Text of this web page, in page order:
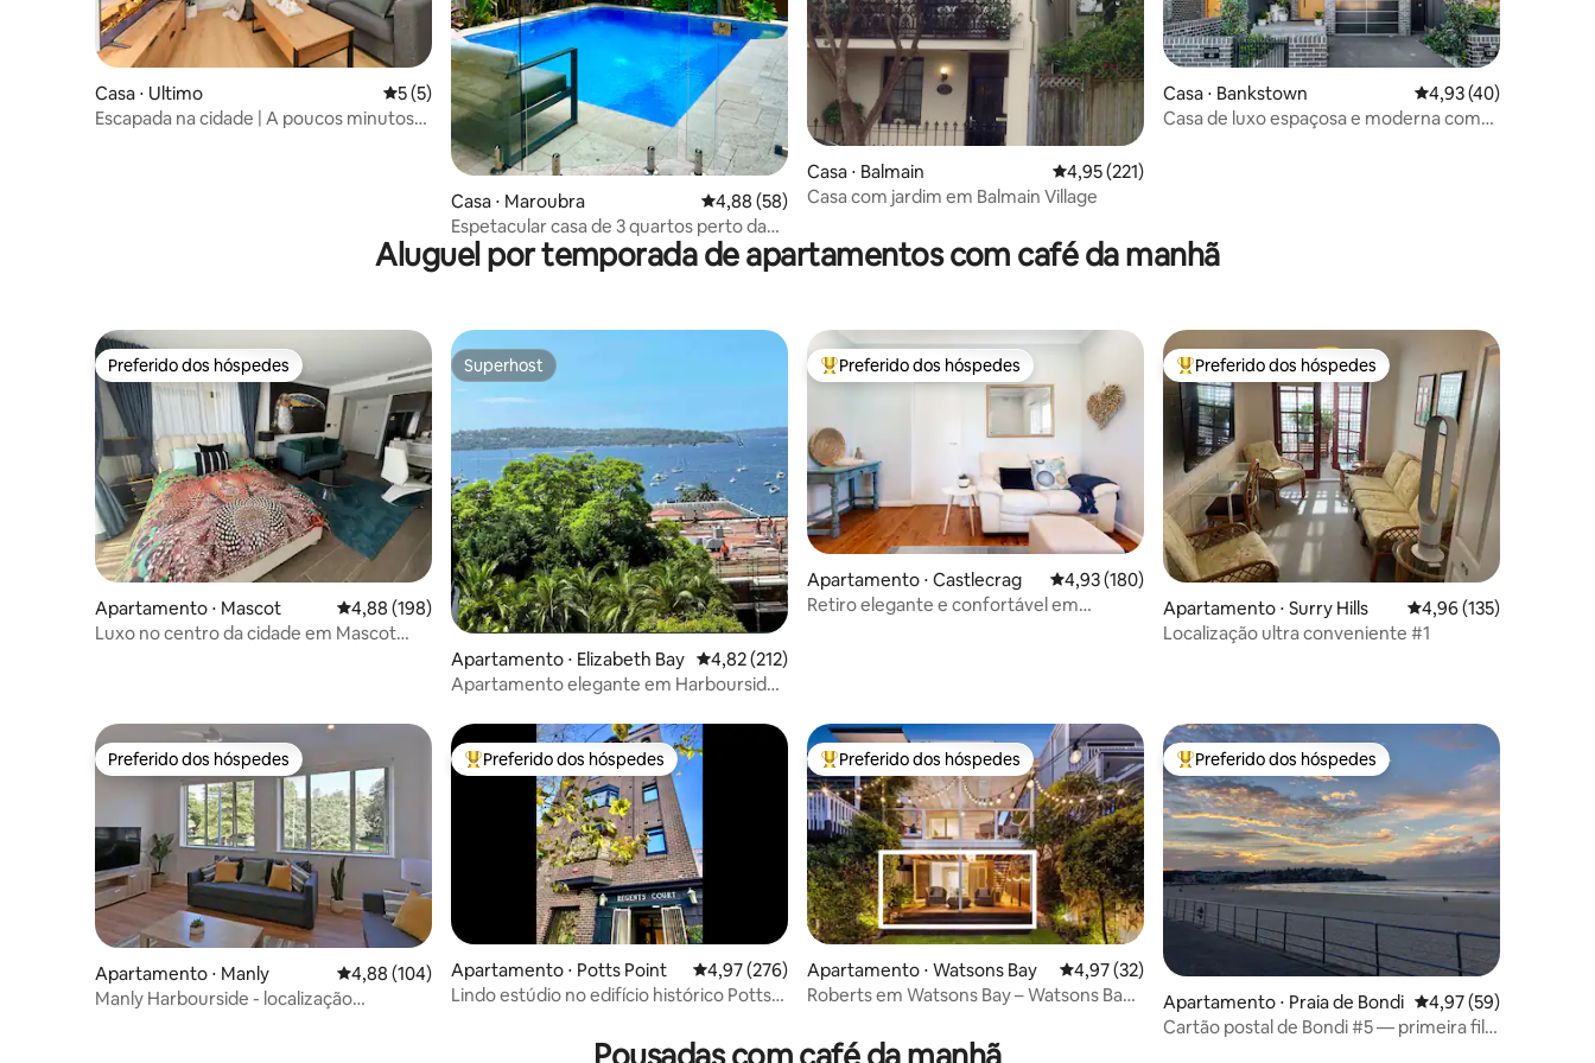
Casa ⋅ Ultimo 5 de uma avaliação média de 5, 5 avaliações
5 (5)
Escapada na cidade | A poucos minutos
Casa ⋅ Maroubra 4,88 de uma avaliação média de 5, 58 avaliações
4,88 (58)
Espetacular casa de 3 quartos perto da
praia com piscina e sauna
Casa ⋅ Balmain 4,95 de uma avaliação média de 5, 221 avaliações
4,95 (221)
Casa com jardim em Balmain Village
Casa ⋅ Bankstown 4,93 de uma
4,93 (40)
Casa de luxo espaçosa e moderna com
Aluguel por temporada de apartamentos com café da manhã
Preferido dos hóspedes
Preferido dos hóspedes
Apartamento ⋅ Mascot 4,88 de uma avaliação média de 5, 198 avaliações
4,88 (198)
Luxo no centro da cidade em Mascot
Superhost
Superhost
Apartamento ⋅ Elizabeth Bay 4,82 de uma avaliação média de 5, 212 avaliações
4,82 (212)
Apartamento elegante em Harbourside
Entre os melhores preferidos dos hóspedes
Preferido dos hóspedes
Apartamento ⋅ Castlecrag 4,93 de uma avaliação média de 5, 180 avaliações
4,93 (180)
Retiro elegante e confortável em
Entre os melhores preferidos dos hóspedes
Preferido dos hóspedes
Apartamento ⋅ Surry Hills 4,96 de uma avaliação
4,96 (135)
Localização ultra conveniente #1
Preferido dos hóspedes
Preferido dos hóspedes
Apartamento ⋅ Manly 4,88 de uma avaliação média de 5, 104 avaliações
4,88 (104)
Manly Harbourside - localização
Entre os melhores preferidos dos hóspedes
Preferido dos hóspedes
Apartamento ⋅ Potts Point 4,97 de uma avaliação média de 5, 276 avaliações
4,97 (276)
Lindo estúdio no edifício histórico Potts
Entre os melhores preferidos dos hóspedes
Preferido dos hóspedes
Apartamento ⋅ Watsons Bay 4,97 de uma avaliação média de 5, 32 avaliações
4,97 (32)
Roberts em Watsons Bay – Watsons Bay
Entre os melhores preferidos dos hóspedes
Preferido dos hóspedes
Apartamento ⋅ Praia de Bondi 4,97 de uma
4,97 (59)
Cartão postal de Bondi #5 — primeira fila